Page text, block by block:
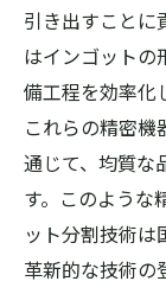
引き出すことに
はインゴットの
備工程を効率化
これらの精密
通じて、均質な
す。このような
ット分割技術
革新的な技術の